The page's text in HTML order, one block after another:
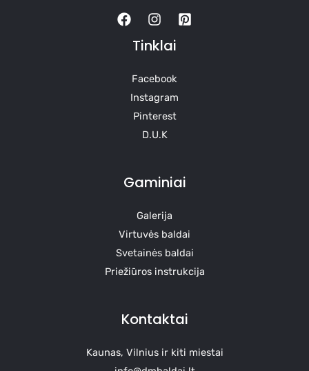
Tinklai
Facebook
Instagram
Pinterest
D.U.K
Gaminiai
Galerija
Virtuvės baldai
Svetainės baldai
Priežiūros instrukcija
Kontaktai
Kaunas, Vilnius ir kiti miestai